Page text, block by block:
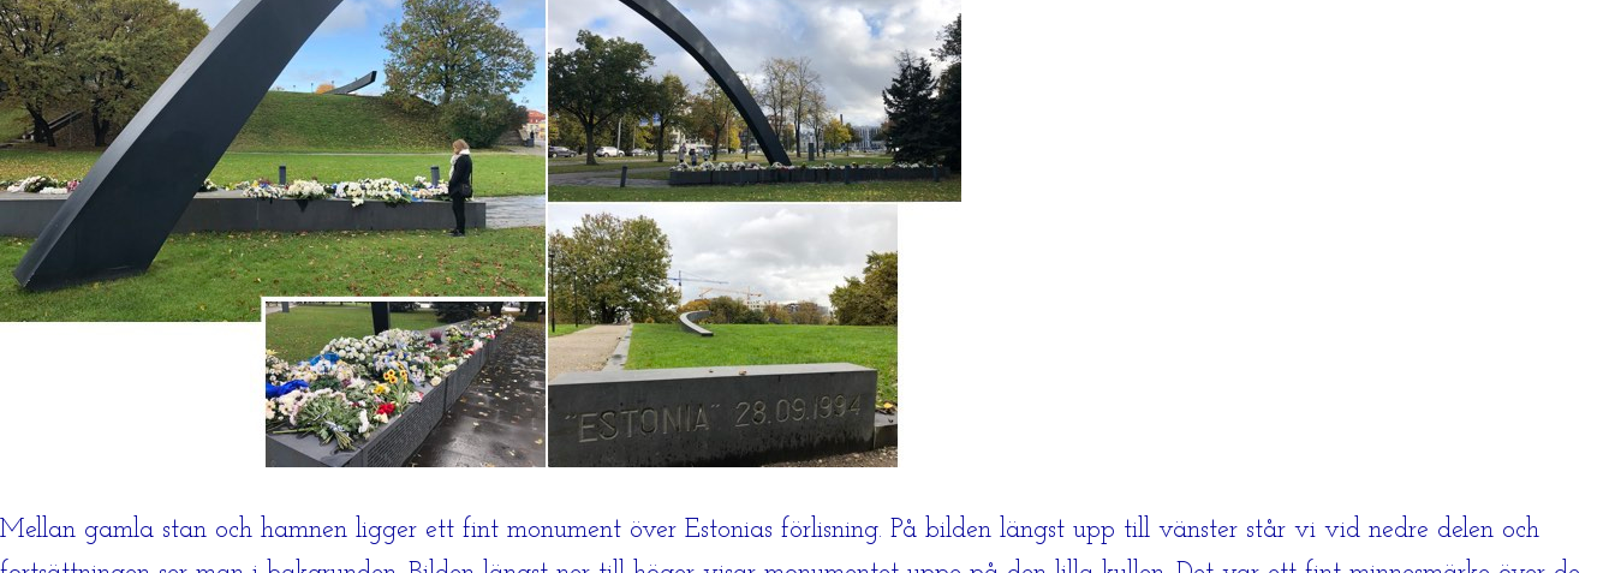
Mellan gamla stan och hamnen ligger ett fint monument över Estonias förlisning. På bilden längst upp till vänster står vi vid nedre delen och